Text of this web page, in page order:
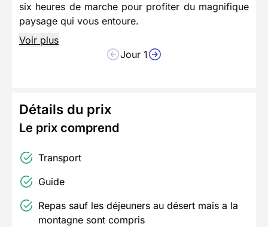
six heures de marche pour profiter du magnifique
paysage qui vous entoure.
Voir plus
Jour 1
Détails du prix
Le prix comprend
Transport
Guide
Repas sauf les déjeuners au désert mais a la
montagne sont compris